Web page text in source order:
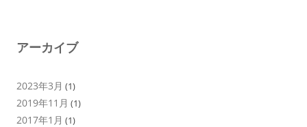
アーカイブ
2023年3月 (1)
2019年11月 (1)
2017年1月 (1)